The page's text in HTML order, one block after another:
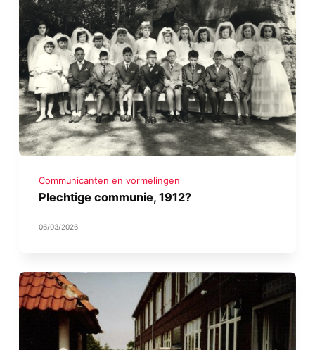
Communicanten en vormelingen
Plechtige communie, 1912?
06/03/2026